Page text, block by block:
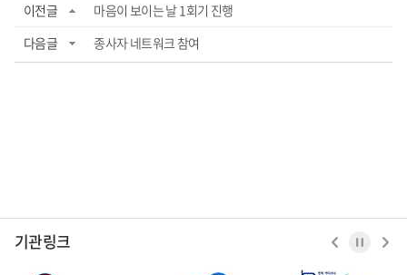
이전글
마음이 보이는 날 1회기 진행
다음글
종사자 네트워크 참여
기관링크